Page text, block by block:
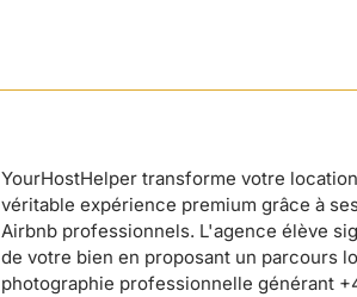
YourHostHelper transforme votre
véritable expérience premium grâce à
Airbnb professionnels. L'agence élève
de votre bien en proposant un parcours
photographie professionnelle générant